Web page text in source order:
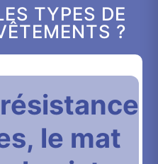
TYPES DE
?
le mat